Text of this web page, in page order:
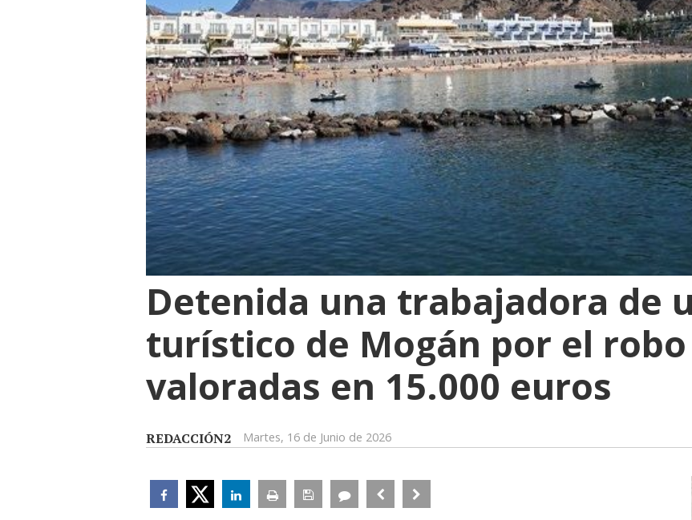
Detenida una trabajadora de
turístico de Mogán por el
valoradas en 15.000 euros
REDACCIÓN2 Martes, 16 de Junio de 2026